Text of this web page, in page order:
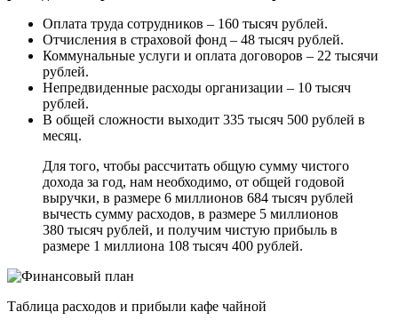
Оплата труда сотрудников – 160 тысяч рублей.
Отчисления в страховой фонд – 48 тысяч рублей.
Коммунальные услуги и оплата договоров – 22 тысячи
рублей.
Непредвиденные расходы организации – 10 тысяч
рублей.
В общей сложности выходит 335 тысяч 500 рублей в
месяц.
Для того, чтобы рассчитать общую сумму чистого
дохода за год, нам необходимо, от общей годовой
выручки, в размере 6 миллионов 684 тысяч рублей
вычесть сумму расходов, в размере 5 миллионов
380 тысяч рублей, и получим чистую прибыль в
размере 1 миллиона 108 тысяч 400 рублей.
Таблица расходов и прибыли кафе чайной